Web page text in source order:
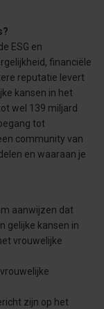
ESG en
financiële
reputatie levert
kansen in het
wel 139 miljard
tot
community van
en waaraan je
aanwijzen dat
gelijke kansen in
vrouwelijke
zijn op het